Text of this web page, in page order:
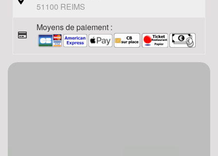
51100 REIMS
Moyens de paiement :